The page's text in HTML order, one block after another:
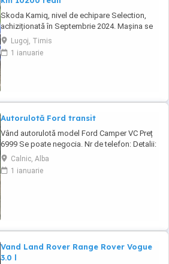
Skoda Kamiq, nivel de echipare Selection,
achiziționată în Septembrie 2024. Mașina se
află într-o stare impecabila. Detalii tehnice:
Motorizare: 1.5 TSI, 150 CP Transmisie:
Automată DSG An fabricație: 2024
Lugoj, Timis
1 ianuarie
Autorulotă Ford transit
Vând autorulotă model Ford Camper VC Preț
6999 Se poate negocia. Nr de telefon: Detalii:
- Cai putere: 79 CP - Capacitatea cilindrică:
2500 cm - Standard de emisie: 1 - Tipul de
combustibil: Diesel - Numar de uși: 3 -
Calnic, Alba
1 ianuarie
Vand Land Rover Range Rover Vogue
3.0 l